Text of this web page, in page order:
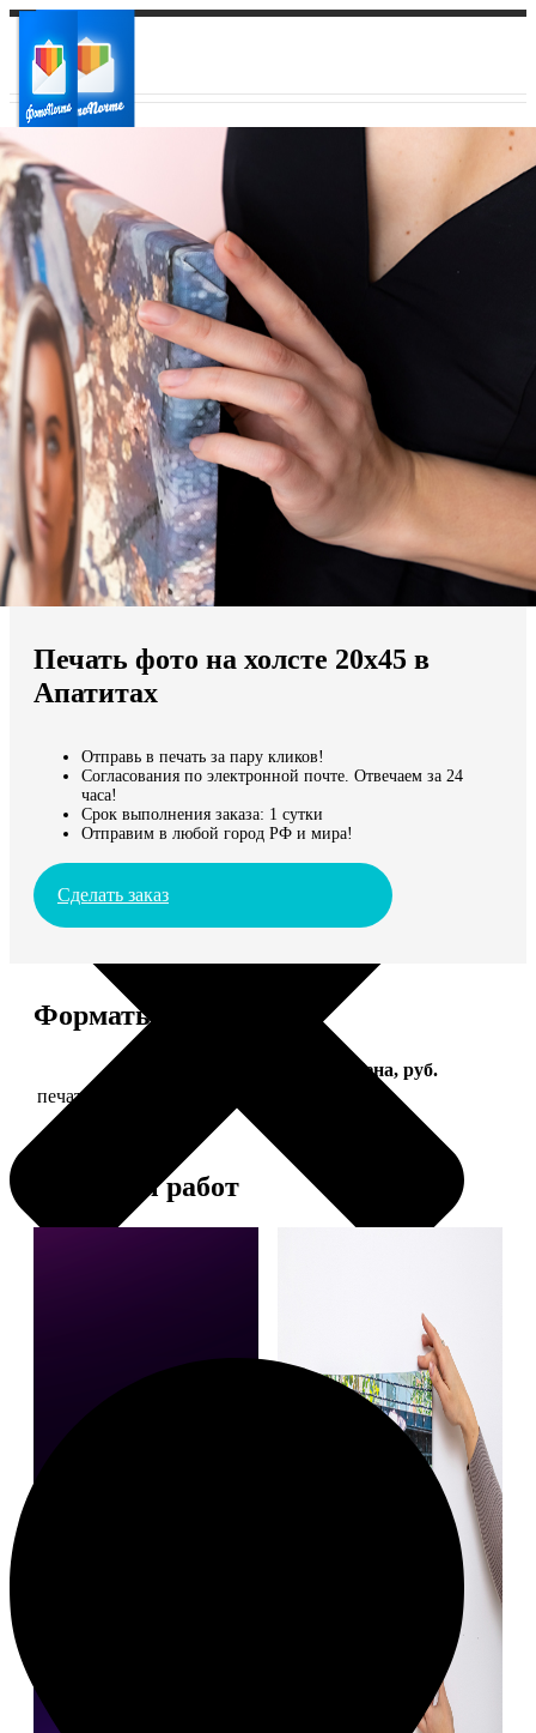
Ваш город:
Ваш регион доставки
Выберите из списка:
Мы доставляем по всему миру
Продолжить без города
Печать фото на холсте 20х45 в
Апатитах
Отправь в печать за пару кликов!
Согласования по электронной почте. Отвечаем за 24
часа!
Срок выполнения заказа: 1 сутки
Отправим в любой город РФ и мира!
Сделать заказ
Форматы и цены
Цена, руб.
печать фото на холсте с подрамником
Примеры работ